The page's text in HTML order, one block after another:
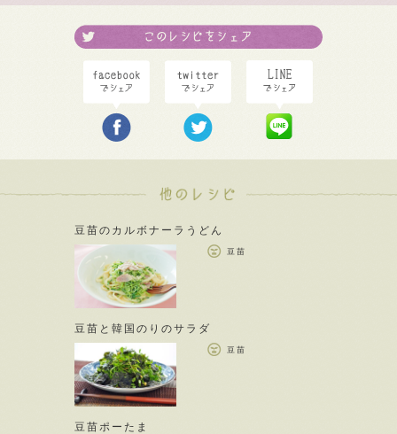
豆苗のカルボナーラうどん
豆苗
豆苗と韓国のりのサラダ
豆苗
豆苗ポーたま